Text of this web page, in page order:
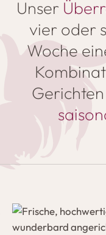
Unser
vier oder
Woche